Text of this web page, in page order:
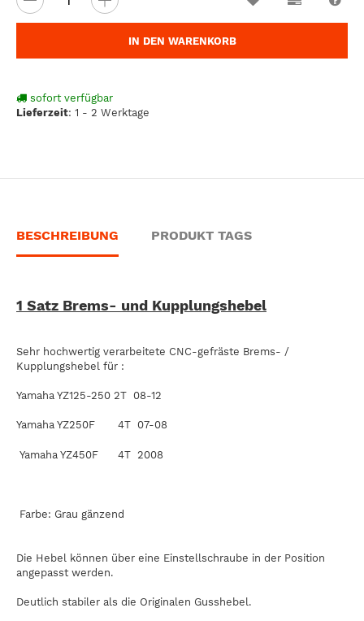
IN DEN WARENKORB
sofort verfügbar
Lieferzeit: 1 - 2 Werktage
BESCHREIBUNG PRODUKT TAGS
1 Satz Brems- und Kupplungshebel
Sehr hochwertig verarbeitete CNC-gefräste Brems- /
Kupplungshebel für :
Yamaha YZ125-250 2T 08-12
Yamaha YZ250F 4T 07-08
Yamaha YZ450F 4T 2008
Farbe: Grau gänzend
Die Hebel können über eine Einstellschraube in der Position
angepasst werden.
Deutlich stabiler als die Originalen Gusshebel.